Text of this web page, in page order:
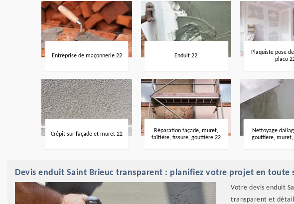
Entreprise de maçonnerie 22 Enduit 22
Plaquiste pose
placo
Crépit sur façade et muret 22
Réparation façade, muret,
faîtière, fissure, gouttière 22
Nettoyage
gouttiere,
Devis enduit Saint Brieuc transparent : planifiez votre projet en toute
Votre devis enduit
transparent et